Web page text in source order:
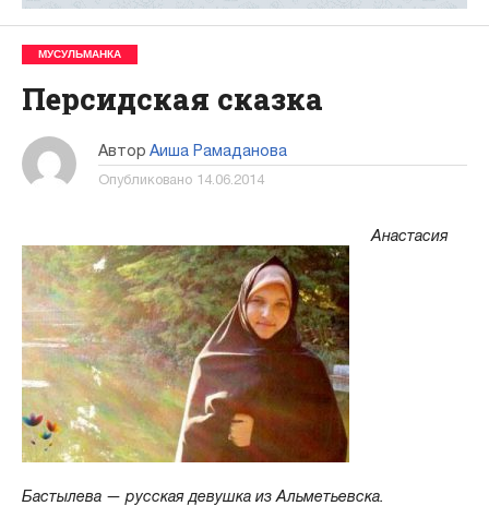
МУСУЛЬМАНКА
Персидская сказка
Автор Аиша Рамаданова
Опубликовано 14.06.2014
Анастасия
Бастылева — русская девушка из Альметьевска.